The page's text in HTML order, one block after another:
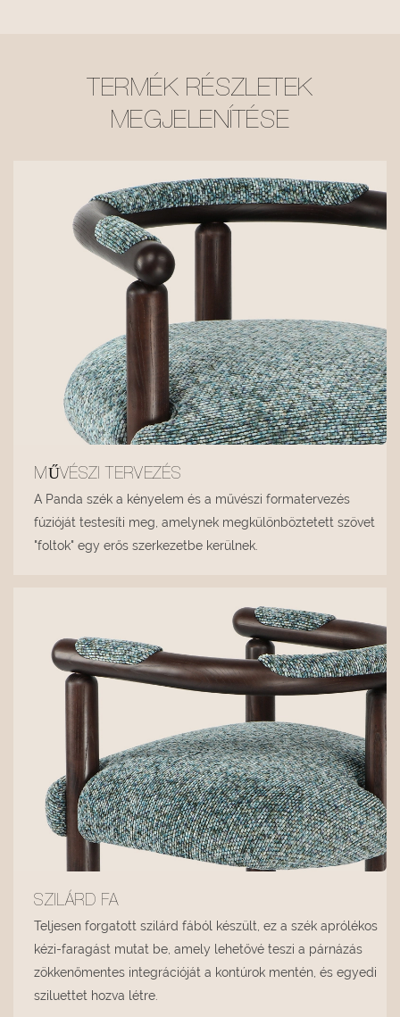
TERMÉK RÉSZLETEK
MEGJELENÍTÉSE
MŰVÉSZI TERVEZÉS
A Panda szék a kényelem és a művészi formatervezés
fúzióját testesíti meg, amelynek megkülönböztetett szövet
"foltok" egy erős szerkezetbe kerülnek.
SZILÁRD FA
Teljesen forgatott szilárd fából készült, ez a szék aprólékos
kézi-faragást mutat be, amely lehetővé teszi a párnázás
zökkenőmentes integrációját a kontúrok mentén, és egyedi
sziluettet hozva létre.